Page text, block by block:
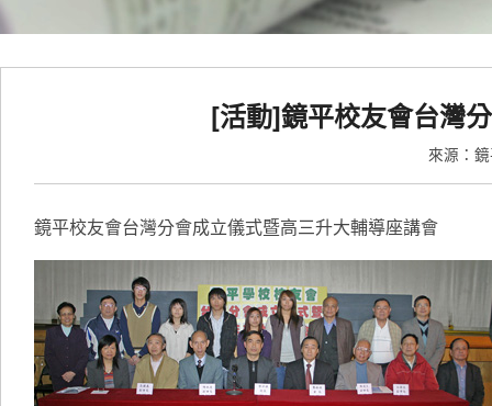
[活動]鏡平校友會台灣
來源：
鏡平校友會台灣分會成立儀式暨高三升大輔導座講會